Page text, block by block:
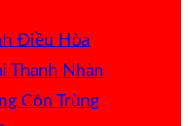
Điều Hòa
Thanh Nhàn
Côn Trùng